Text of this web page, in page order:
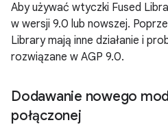
Aby używać wtyczki Fused
w wersji 9.0 lub nowszej.
Library mają inne działanie i
rozwiązane w AGP 9.0.
Dodawanie nowego
połączonej